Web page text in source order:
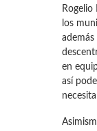
Rogelio
los
en
así